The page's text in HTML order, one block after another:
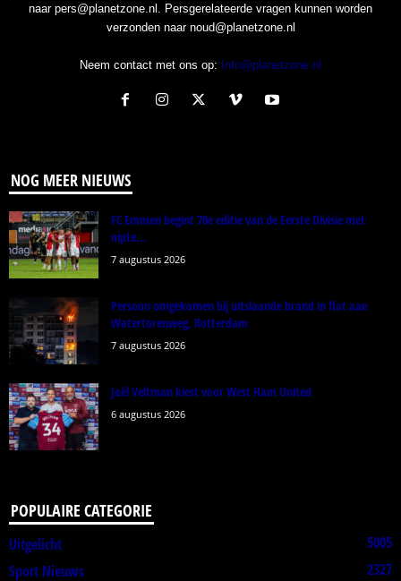
naar pers@planetzone.nl. Persgerelateerde vragen kunnen worden
verzonden naar noud@planetzone.nl
Neem contact met ons op: Info@planetzone.nl
NOG MEER NIEUWS
FC Emmen begint 70e editie van de Eerste Divisie met
nipte...
7 augustus 2026
Persoon omgekomen bij uitslaande brand in flat aan
Watertorenweg, Rotterdam
7 augustus 2026
Joël Veltman kiest voor West Ham United
6 augustus 2026
POPULAIRE CATEGORIE
Uitgelicht
5005
Sport Nieuws
2327